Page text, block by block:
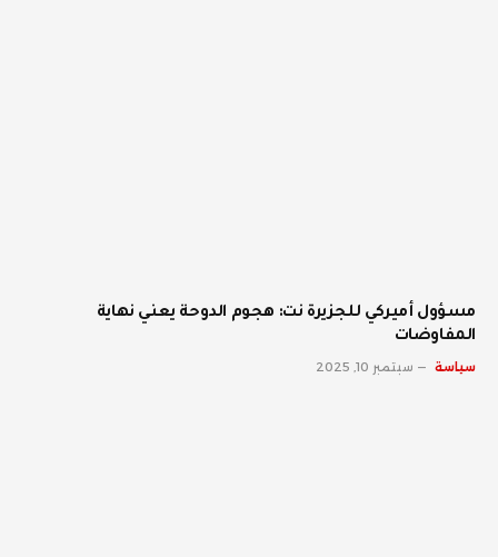
مسؤول أميركي للجزيرة نت: هجوم الدوحة يعني نهاية
المفاوضات
سياسة سبتمبر 10, 2025